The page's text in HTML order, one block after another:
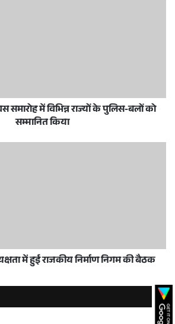
समारोह में विभिन्न राज्यों के पुलिस-बलों को
सम्मानित किया
में हुई राजकीय निर्माण निगम की बैठक